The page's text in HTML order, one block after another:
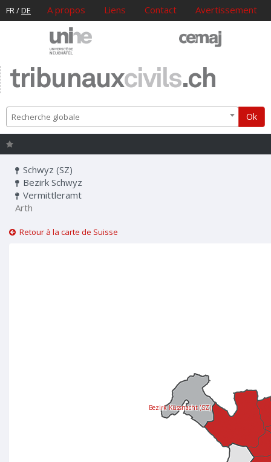
FR/DE A propos Liens Contact Avertissement
tribunauxcivils.ch
Recherche globale Ok
Schwyz (SZ)
Bezirk Schwyz
Vermittleramt
Arth
Retour à la carte de Suisse
Bezirk Küssnacht (SZ)